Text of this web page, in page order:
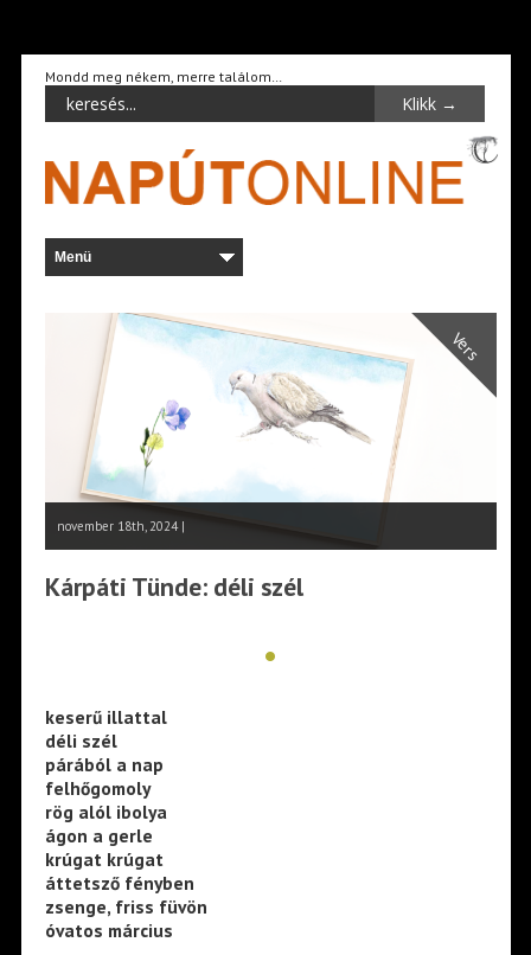
Mondd meg nékem, merre találom…
Vers
november 18th, 2024 |
Kárpáti Tünde: déli szél
•
keserű illattal
déli szél
párából a nap
felhőgomoly
rög alól ibolya
ágon a gerle
krúgat krúgat
áttetsző fényben
zsenge, friss füvön
óvatos március